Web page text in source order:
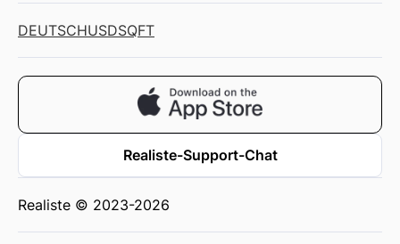
DEUTSCHUSDSQFT
Realiste-Support-Chat
Realiste © 2023-2026